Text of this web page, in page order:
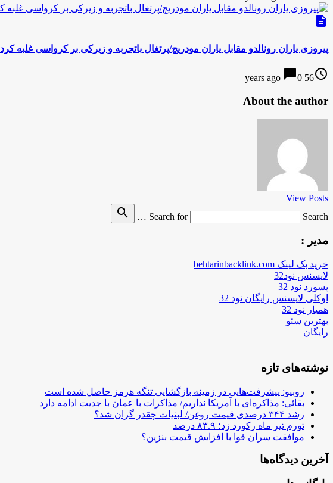
description
پیروزی یاران رونالدو مقابل یاران مودریچ/پرتغال باتجربه و زیرکی بر کرواسی غلبه کرد
access_time
56 years ago
chat_bubble0
About the author
View Posts
Search for
Search …
search
مدیر :
خرید بک لینک behtarinbacklink.com
لایسنس نود32
پسورد نود 32
اوکلی لایسنس رایگان نود 32
همیار نود 32
بهترین سئو
رایگان
نوشته‌های تازه
روبیو: پیشرفت‌هایی در زمینه بازگشایی تنگه هرمز حاصل شده است
بقائی: مذاکره‌ای با آمریکا نداریم/ مذاکرات با عمان با جدیت ادامه دارد
رشد ۳۴۴ درصدی قیمت روغن/ لبنیات چقدر گران شد؟
تورم تیر ماه رکورد زد؛ ۸۳.۹ درصد
موافقت سران قوا با افزایش قیمت بنزین؟
آخرین دیدگاه‌ها